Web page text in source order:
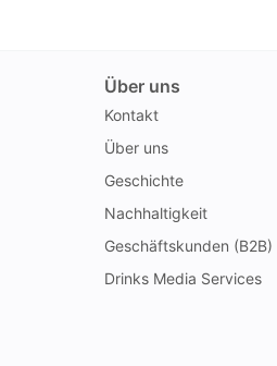
Über uns
Kontakt
Über uns
Geschichte
Nachhaltigkeit
Geschäftskunden (B2B)
Drinks Media Services